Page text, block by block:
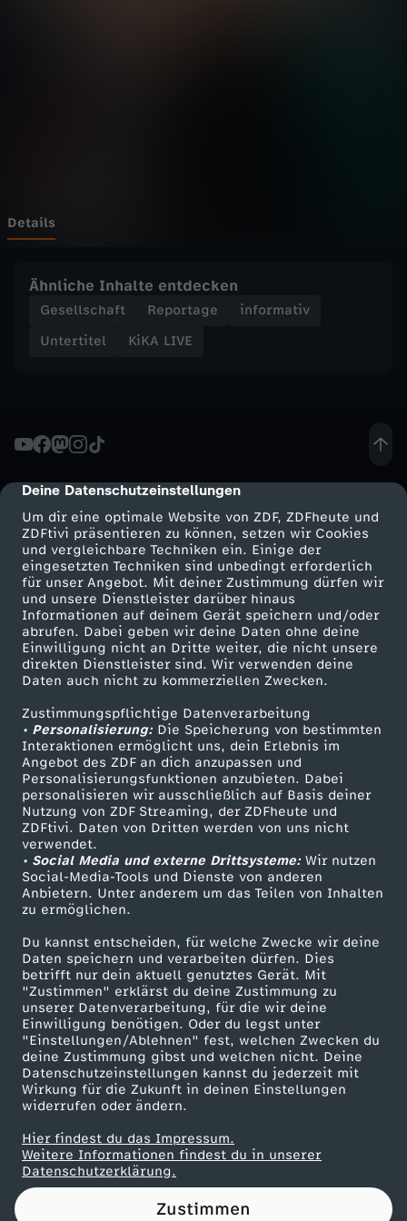
cmp-dialog-description
Deine Datenschutzeinstellungen
Um dir eine optimale Website von ZDF, ZDFheute und
ZDFtivi präsentieren zu können, setzen wir Cookies
und vergleichbare Techniken ein. Einige der
eingesetzten Techniken sind unbedingt erforderlich
für unser Angebot. Mit deiner Zustimmung dürfen wir
und unsere Dienstleister darüber hinaus
Informationen auf deinem Gerät speichern und/oder
abrufen. Dabei geben wir deine Daten ohne deine
Einwilligung nicht an Dritte weiter, die nicht unsere
direkten Dienstleister sind. Wir verwenden deine
Daten auch nicht zu kommerziellen Zwecken.
Zustimmungspflichtige Datenverarbeitung
• Personalisierung:Die Speicherung von bestimmten
Interaktionen ermöglicht uns, dein Erlebnis im
Angebot des ZDF an dich anzupassen und
Personalisierungsfunktionen anzubieten. Dabei
personalisieren wir ausschließlich auf Basis deiner
Nutzung von ZDF Streaming, der ZDFheute und
ZDFtivi. Daten von Dritten werden von uns nicht
verwendet.
• Social Media und externe Drittsysteme:Wir nutzen
Social-Media-Tools und Dienste von anderen
Anbietern. Unter anderem um das Teilen von Inhalten
zu ermöglichen.
Du kannst entscheiden, für welche Zwecke wir deine
Daten speichern und verarbeiten dürfen. Dies
betrifft nur dein aktuell genutztes Gerät. Mit
"Zustimmen" erklärst du deine Zustimmung zu
unserer Datenverarbeitung, für die wir deine
Einwilligung benötigen. Oder du legst unter
"Einstellungen/Ablehnen" fest, welchen Zwecken du
deine Zustimmung gibst und welchen nicht. Deine
Datenschutzeinstellungen kannst du jederzeit mit
Wirkung für die Zukunft in deinen Einstellungen
widerrufen oder ändern.
Hier findest du das Impressum.
Weitere Informationen findest du in unserer
Datenschutzerklärung.
Zustimmen
l
s
i
n
s
t
e
i
n
b
a
c
k
s
t
a
g
e
:
D
Details
Ähnliche Inhalte entdecken
Gesellschaft Reportage
informativ
Untertitel
KiKA LIVE
Mehr ZDF
ZDF-Apps
Smart TV
ZDFtext
Livestreams
Sendungen A-Z
TV-Programm
Service
ZDFmitreden
Kontakt zum ZDF
Tickets
Zuschauerservice
Hilfe
ZDF Unternehmen
Karriere
ZDF goes Schule
Werbefernsehen
Mainzelmännchen
Partner